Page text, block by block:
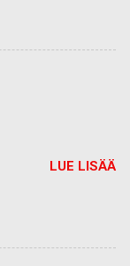
LUE LISÄÄ